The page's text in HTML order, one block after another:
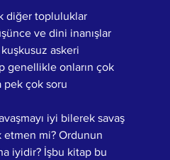
diğer topluluklar
ve dini inanışlar
askeri
genellikle onların çok
pek çok soru
iyi bilerek savaş
etmen mi? Ordunun
iyidir? İşbu kitap bu